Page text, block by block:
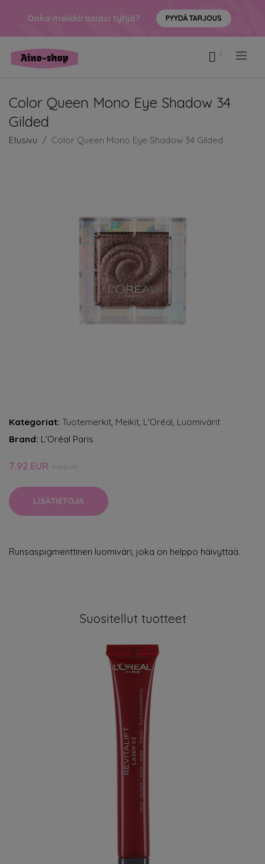
Onko meikkirasiasi tyhjä? PYYDÄ TARJOUS
Color Queen Mono Eye Shadow 34
Gilded
Etusivu Color Queen Mono Eye Shadow 34 Gilded
Kategoriat: Tuotemerkit, Meikit, L'Oréal, Luomivärit
Brand: L'Oréal Paris
7.92 EUR
LISÄTIETOJA
Runsaspigmenttinen luomiväri, joka on helppo häivyttää.
Suositellut tuotteet